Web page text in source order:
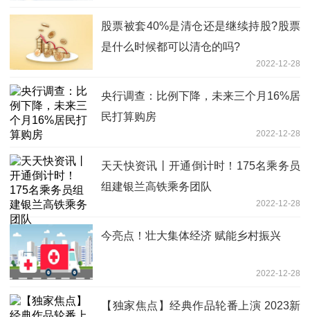
股票被套40%是清仓还是继续持股?股票
是什么时候都可以清仓的吗?
2022-12-28
央行调查：比例下降，未来三个月16%居
民打算购房
2022-12-28
天天快资讯丨开通倒计时！175名乘务员
组建银兰高铁乘务团队
2022-12-28
今亮点！壮大集体经济 赋能乡村振兴
2022-12-28
【独家焦点】经典作品轮番上演 2023新